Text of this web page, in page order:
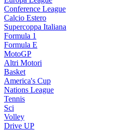
Conference League
Calcio Estero
Supercoppa Italiana
Formula 1
Formula E
MotoGP
Altri Motori
Basket
America's Cup
Nations League
Tennis
Sci
Volley
Drive UP